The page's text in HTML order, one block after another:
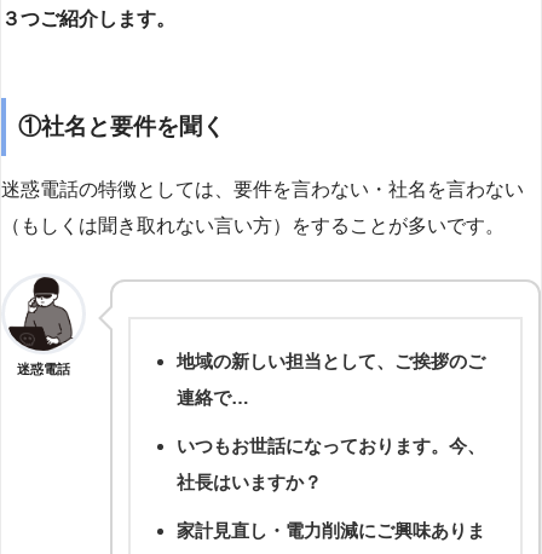
３つご紹介します。
①社名と要件を聞く
迷惑電話の特徴としては、要件を言わない・社名を言わない
（もしくは聞き取れない言い方）をすることが多いです。
迷惑電話
地域の新しい担当として、ご挨拶のご
連絡で…
いつもお世話になっております。今、
社長はいますか？
家計見直し・電力削減にご興味ありま